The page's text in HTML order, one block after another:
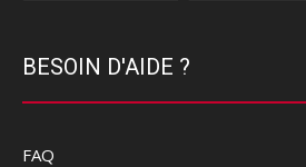
BESOIN D'AIDE ?
FAQ